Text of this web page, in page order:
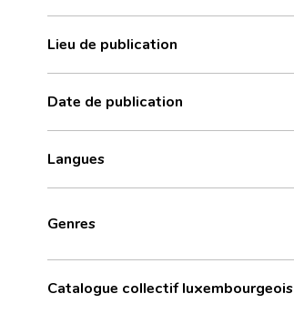
Lieu de publication
Date de publication
Langues
Genres
Catalogue collectif luxembourgeois